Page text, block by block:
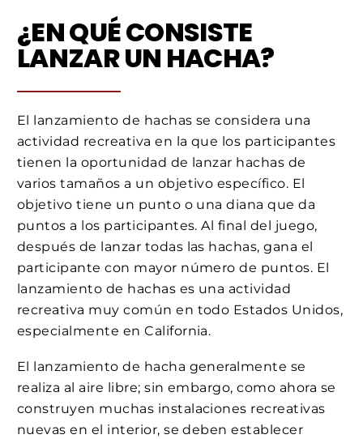
¿EN QUÉ CONSISTE
LANZAR UN HACHA?
El lanzamiento de hachas se considera una
actividad recreativa en la que los participantes
tienen la oportunidad de lanzar hachas de
varios tamaños a un objetivo específico. El
objetivo tiene un punto o una diana que da
puntos a los participantes. Al final del juego,
después de lanzar todas las hachas, gana el
participante con mayor número de puntos. El
lanzamiento de hachas es una actividad
recreativa muy común en todo Estados Unidos,
especialmente en California.
El lanzamiento de hacha generalmente se
realiza al aire libre; sin embargo, como ahora se
construyen muchas instalaciones recreativas
nuevas en el interior, se deben establecer